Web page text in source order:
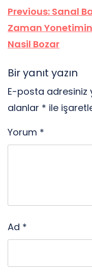
Yazı
gezinmesi
Previous: Sanal
Zaman
Nasil Bozar
Bir yanıt yazın
E-posta adresiniz
alanlar * ile
Yorum *
Ad *